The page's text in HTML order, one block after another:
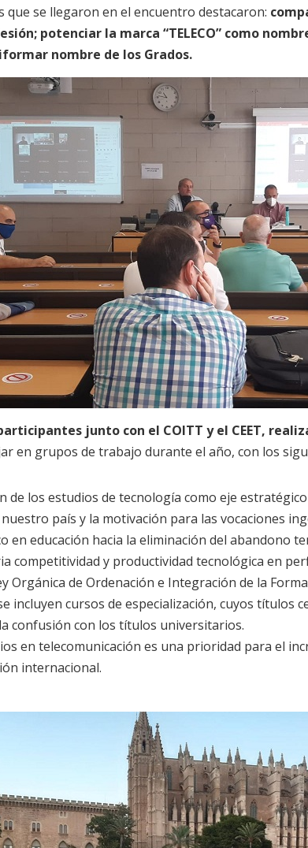
que se llegaron en el encuentro destacaron:
potenciar la marca “TELECO” como
nombre de los Grados.
junto con el COITT y el CEET,
en grupos de trabajo durante el año, con los
de los estudios de tecnología como eje
país y la motivación para las vocaciones
en educación hacia la eliminación del abandono
competitividad y productividad tecnológica en
Orgánica de Ordenación e Integración de la
incluyen cursos de especialización, cuyos títulos
confusión con los títulos universitarios.
en telecomunicación es una prioridad para el
internacional.